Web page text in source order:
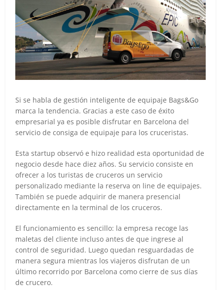
Si se habla de gestión inteligente de equipaje Bags&Go
marca la tendencia. Gracias a este caso de éxito
empresarial ya es posible disfrutar en Barcelona del
servicio de consiga de equipaje para los cruceristas.
Esta startup observó e hizo realidad esta oportunidad de
negocio desde hace diez años. Su servicio consiste en
ofrecer a los turistas de cruceros un servicio
personalizado mediante la reserva on line de equipajes.
También se puede adquirir de manera presencial
directamente en la terminal de los cruceros.
El funcionamiento es sencillo: la empresa recoge las
maletas del cliente incluso antes de que ingrese al
control de seguridad. Luego quedan resguardadas de
manera segura mientras los viajeros disfrutan de un
último recorrido por Barcelona como cierre de sus días
de crucero.